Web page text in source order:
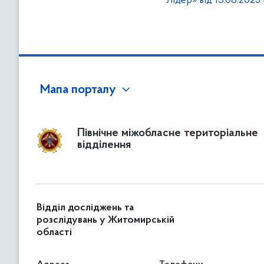
Мапа порталу
Північне міжобласне територіальне
відділення
Відділ досліджень та
розслідувань у Житомирській
області